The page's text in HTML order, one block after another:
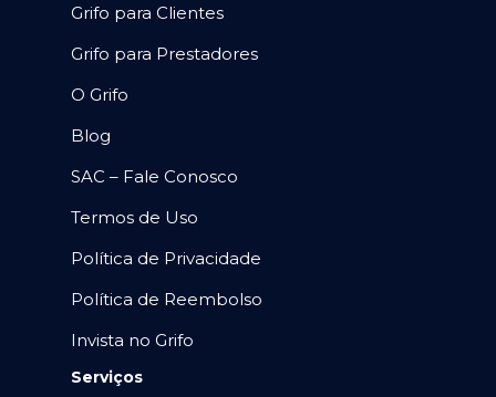
Grifo para Clientes
Grifo para Prestadores
O Grifo
Blog
SAC – Fale Conosco
Termos de Uso
Política de Privacidade
Política de Reembolso
Invista no Grifo
Serviços